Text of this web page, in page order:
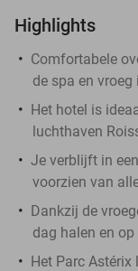
Highlights
Comfortabele
de spa en vroeg
Het hotel is
luchthaven
Je verblijft in
voorzien van
Dankzij de
dag halen en
Het Parc